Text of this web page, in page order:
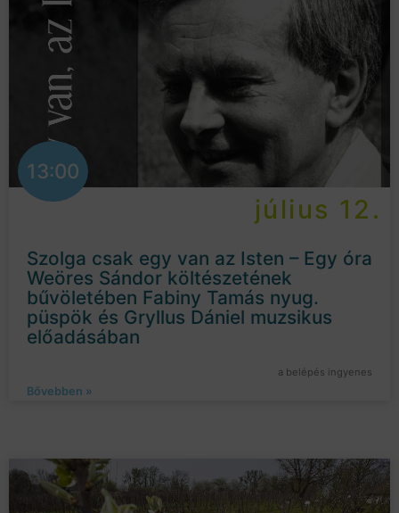
13:00
július 12.
Szolga csak egy van az Isten – Egy óra
Weöres Sándor költészetének
bűvöletében Fabiny Tamás nyug.
püspök és Gryllus Dániel muzsikus
előadásában
a belépés ingyenes
Bővebben »